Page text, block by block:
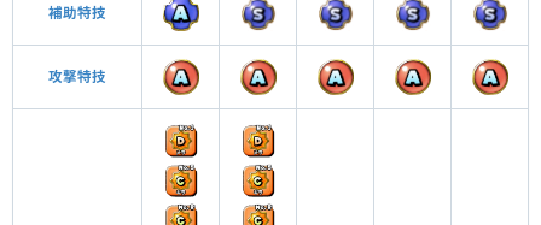
補助特技
攻撃特技